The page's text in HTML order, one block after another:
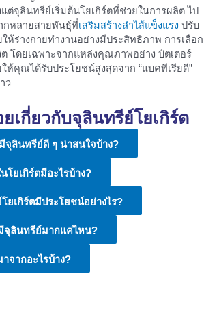
ต่จุลินทรีย์เริ่มต้นโยเกิร์ตที่ช่วยในการผลิต ไป
กหลายสายพันธุ์ที่เสริมสร้างลำไส้แข็งแรง ปรับ
ร่างกายทำงานอย่างมีประสิทธิภาพ การเลือก
โดยเฉพาะจากแหล่งคุณภาพอย่าง บัตเตอร์
ห้คุณได้รับประโยชน์สูงสุดจาก “แบคทีเรียดี”
ว
เกี่ยวกับจุลินทรีย์โยเกิร์ต
จุลินทรีย์ดี ๆ น่าสนใจบ้าง?
โยเกิร์ตมีอะไรบ้าง?
ยเกิร์ตมีประโยชน์อย่างไร?
จุลินทรีย์มากแค่ไหน?
จากอะไรบ้าง?